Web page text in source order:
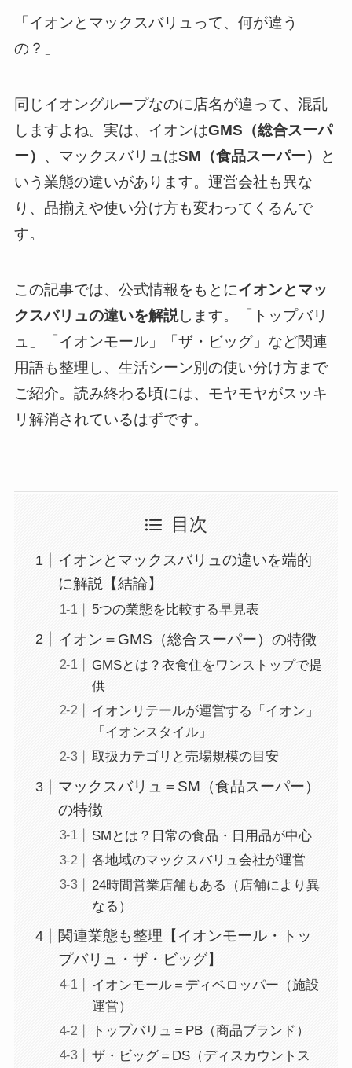
「イオンとマックスバリュって、何が違う
の？」
同じイオングループなのに店名が違って、混乱
しますよね。実は、イオンはGMS（総合スーパ
ー） 、マックスバリュはSM（食品スーパー）
と
いう業態の違いがあります。運営会社も異な
り、品揃えや使い分け方も変わってくるんで
す。
この記事では、公式情報をもとにイオンとマッ
クスバリュの違いを解説します。「トップバリ
ュ」「イオンモール」「ザ・ビッグ」など関連
用語も整理し、生活シーン別の使い分け方まで
ご紹介。読み終わる頃には、モヤモヤがスッキ
リ解消されているはずです。
目次
イオンとマックスバリュの違いを端的
に解説【結論】
5つの業態を比較する早見表
イオン＝GMS（総合スーパー）の特徴
GMSとは？衣食住をワンストップで提
供
イオンリテールが運営する「イオン」
「イオンスタイル」
取扱カテゴリと売場規模の目安
マックスバリュ＝SM（食品スーパー）
の特徴
SMとは？日常の食品・日用品が中心
各地域のマックスバリュ会社が運営
24時間営業店舗もある（店舗により異
なる）
関連業態も整理【イオンモール・トッ
プバリュ・ザ・ビッグ】
イオンモール＝ディベロッパー（施設
運営）
トップバリュ＝PB（商品ブランド）
ザ・ビッグ＝DS（ディスカウントス